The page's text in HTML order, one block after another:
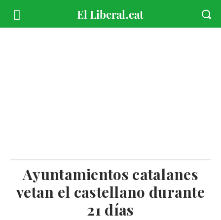
Ayuntamientos catalanes
vetan el castellano durante
21 días